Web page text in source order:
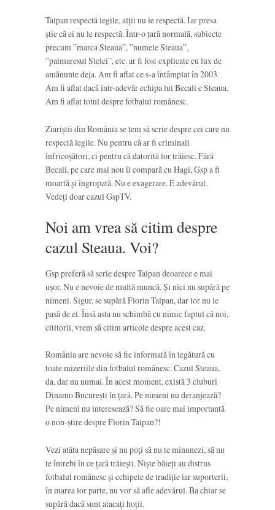
Talpan respectă legile, alții nu le respectă. Iar presa
știe că ei nu le respectă. Într-o țară normală, subiecte
precum ”marca Steaua”, ”numele Steaua”,
”palmaresul Stelei”, etc. ar fi fost explicate cu lux de
amănunte deja. Am fi aflat ce s-a întâmplat în 2003.
Am fi aflat dacă într-adevăr echipa lui Becali e Steaua.
Am fi aflat totul despre fotbalul românesc.
Ziariștii din România se tem să scrie despre cei care nu
respectă legile. Nu pentru că ar fi criminali
înfricoșători, ci pentru că datorită lor trăiesc. Fără
Becali, pe care mai nou îl compară cu Hagi, Gsp a fi
moartă și îngropată. Nu e exagerare. E adevărul.
Vedeți doar cazul GspTV.
Noi am vrea să citim despre
cazul Steaua. Voi?
Gsp preferă să scrie despre Talpan deoarece e mai
ușor. Nu e nevoie de multă muncă. Și nici nu supără pe
nimeni. Sigur, se supără Florin Talpan, dar lor nu le
pasă de el. Însă asta nu schimbă cu nimic faptul că noi,
cititorii, vrem să citim articole despre acest caz.
România are nevoie să fie informată în legătură cu
toate mizeriile din fotbalul românesc. Cazul Steaua,
da, dar nu numai. În acest moment, există 3 cluburi
Dinamo București în țară. Pe nimeni nu deranjează?
Pe nimeni nu interesează? Să fie oare mai importantă
o non-știre despre Florin Talpan?!
Vezi atâta nepăsare și nu poți să nu te minunezi, să nu
te întrebi în ce țară trăiești. Niște băieți au distrus
fotbalul românesc și echipele de tradiție iar suporterii,
în marea lor parte, nu vor să afle adevărul. Ba chiar se
supără dacă sunt atacați hoții.